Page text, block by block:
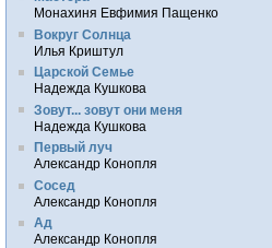
Монахиня Евфимия Пащенко
Вокруг Солнца
Илья Криштул
Царской Семье
Надежда Кушкова
Зовут... зовут они меня
Надежда Кушкова
Первый луч
Александр Конопля
Сосед
Александр Конопля
Ад
Александр Конопля